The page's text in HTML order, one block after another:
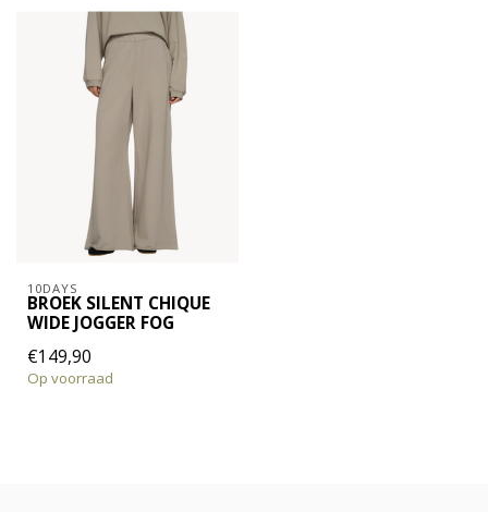
10DAYS
BROEK SILENT CHIQUE
WIDE JOGGER FOG
€149,90
Op voorraad